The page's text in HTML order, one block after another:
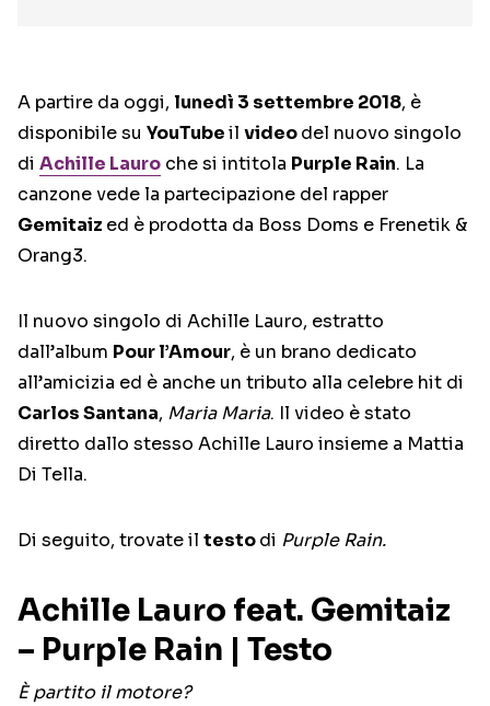
A partire da oggi, lunedì 3 settembre 2018, è
disponibile su YouTubeil videodel nuovo singolo
di Achille Lauro che si intitola Purple Rain. La
canzone vede la partecipazione del rapper
Gemitaiz ed è prodotta da Boss Doms e Frenetik &
Orang3.
Il nuovo singolo di Achille Lauro, estratto
dall’album Pour l’Amour, è un brano dedicato
all’amicizia ed è anche un tributo alla celebre hit di
Carlos Santana, Maria Maria. Il video è stato
diretto dallo stesso Achille Lauro insieme a Mattia
Di Tella.
Di seguito, trovate il testodi Purple Rain.
Achille Lauro feat. Gemitaiz
– Purple Rain | Testo
È partito il motore?